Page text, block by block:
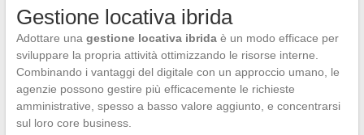
Gestione locativa ibrida
Adottare una gestione locativa ibridaè un modo efficace per
sviluppare la propria attività ottimizzando le risorse interne.
Combinando i vantaggi del digitale con un approccio umano, le
agenzie possono gestire più efficacemente le richieste
amministrative, spesso a basso valore aggiunto, e concentrarsi
sul loro core business.